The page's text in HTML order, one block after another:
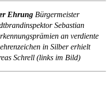
Ehrung Bürgermeister
Sebastian
an verdiente
in Silber erhielt
Schrell (links im Bild)